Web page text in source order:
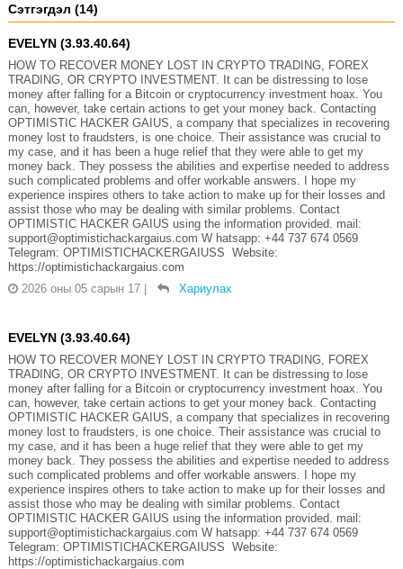
Сэтгэгдэл (14)
EVELYN (3.93.40.64)
HOW TO RECOVER MONEY LOST IN CRYPTO TRADING, FOREX
TRADING, OR CRYPTO INVESTMENT. It can be distressing to lose
money after falling for a Bitcoin or cryptocurrency investment hoax. You
can, however, take certain actions to get your money back. Contacting
OPTIMISTIC HACKER GAIUS, a company that specializes in recovering
money lost to fraudsters, is one choice. Their assistance was crucial to
my case, and it has been a huge relief that they were able to get my
money back. They possess the abilities and expertise needed to address
such complicated problems and offer workable answers. I hope my
experience inspires others to take action to make up for their losses and
assist those who may be dealing with similar problems. Contact
OPTIMISTIC HACKER GAIUS using the information provided. mail:
support@optimistichackargaius.com W hatsapp: +44 737 674 0569
Telegram: OPTIMISTICHACKERGAIUSS Website:
https://optimistichackargaius.com
2026 оны 05 сарын 17 | Хариулах
EVELYN (3.93.40.64)
HOW TO RECOVER MONEY LOST IN CRYPTO TRADING, FOREX
TRADING, OR CRYPTO INVESTMENT. It can be distressing to lose
money after falling for a Bitcoin or cryptocurrency investment hoax. You
can, however, take certain actions to get your money back. Contacting
OPTIMISTIC HACKER GAIUS, a company that specializes in recovering
money lost to fraudsters, is one choice. Their assistance was crucial to
my case, and it has been a huge relief that they were able to get my
money back. They possess the abilities and expertise needed to address
such complicated problems and offer workable answers. I hope my
experience inspires others to take action to make up for their losses and
assist those who may be dealing with similar problems. Contact
OPTIMISTIC HACKER GAIUS using the information provided. mail:
support@optimistichackargaius.com W hatsapp: +44 737 674 0569
Telegram: OPTIMISTICHACKERGAIUSS Website:
https://optimistichackargaius.com